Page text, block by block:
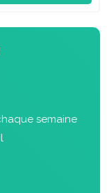
semaine